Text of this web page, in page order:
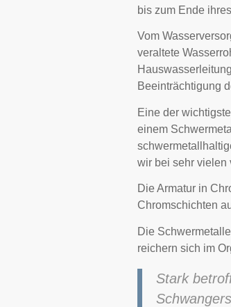
bis zum Ende
Vom
veraltete
Beeinträchtigung
Eine der
einem
wir bei sehr vielen
Die Armatur in
Chromschichten
Die
reichern sich im
Stark